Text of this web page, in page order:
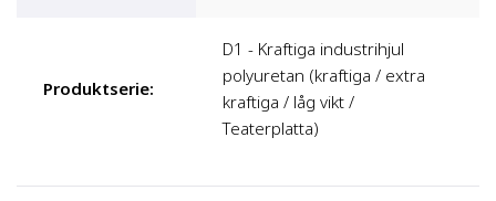
Produktserie:
D1 - Kraftiga industrihjul
polyuretan (kraftiga / extra
kraftiga / låg vikt /
Teaterplatta)